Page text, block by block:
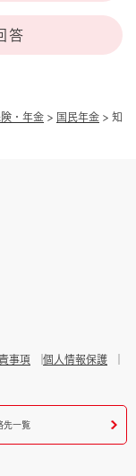
・年金 > 国民年金 > 知
答
事項
個人情報保護
先一覧